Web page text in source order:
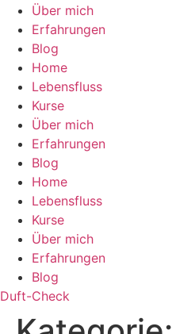
Über mich
Erfahrungen
Blog
Home
Lebensfluss
Kurse
Über mich
Erfahrungen
Blog
Home
Lebensfluss
Kurse
Über mich
Erfahrungen
Blog
Duft-Check